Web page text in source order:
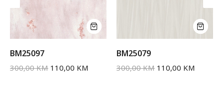
BM25097
300,00KM 110,00 KM
BM25079
300,00KM 110,00 KM